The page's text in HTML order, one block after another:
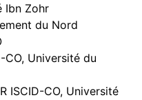
Ibn Zohr
du Nord
CO, Université du
ISCID-CO, Université